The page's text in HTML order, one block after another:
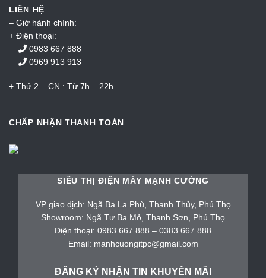
LIÊN HỆ
– Giờ hành chính:
+ Điện thoại:
0983 667 888
0969 913 913
+ Thứ 2 – CN : Từ 7h – 22h
CHẤP NHẬN THANH TOÁN
SIÊU THỊ ĐIỆN MÁY MẠNH CƯỜNG
VP giao dịch: Ngã Ba La Phù, Thanh Thủy, Phú Thọ
Showroom: Ngã Tư Ba Mỏ, Thanh Sơn, Phú Thọ
Điện thoại: 0983 667 888 – 0383 667 888
Email: manhcuongitpc@gmail.com
ĐĂNG KÝ NHẬN TIN KHUYẾN MÃI